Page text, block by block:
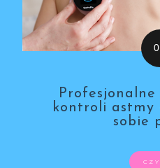
kontroli astmy
sobie